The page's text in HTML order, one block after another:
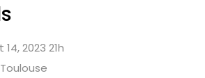
14, 2023 21h
Toulouse